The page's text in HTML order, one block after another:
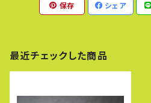
保存 シェア
最近チェックした商品